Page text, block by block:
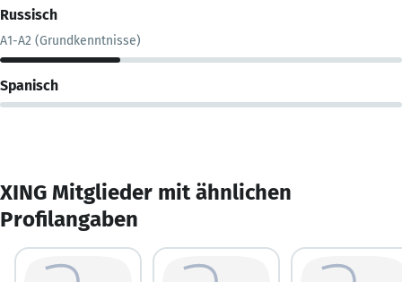
Russisch
A1-A2 (Grundkenntnisse)
Spanisch
XING Mitglieder mit ähnlichen
Profilangaben